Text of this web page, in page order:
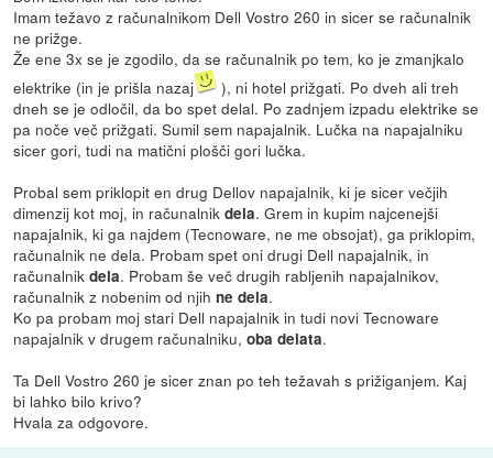
Imam težavo z računalnikom Dell Vostro 260 in sicer se računalnik
ne prižge.
Že ene 3x se je zgodilo, da se računalnik po tem, ko je zmanjkalo
elektrike (in je prišla nazaj
), ni hotel prižgati. Po dveh ali treh
dneh se je odločil, da bo spet delal. Po zadnjem izpadu elektrike se
pa noče več prižgati. Sumil sem napajalnik. Lučka na napajalniku
sicer gori, tudi na matični plošči gori lučka.
Probal sem priklopit en drug Dellov napajalnik, ki je sicer večjih
dimenzij kot moj, in računalnikdela. Grem in kupim najcenejši
napajalnik, ki ga najdem (Tecnoware, ne me obsojat), ga priklopim,
računalnik ne dela. Probam spet oni drugi Dell napajalnik, in
računalnikdela. Probam še več drugih rabljenih napajalnikov,
računalnik z nobenim od njihne dela.
Ko pa probam moj stari Dell napajalnik in tudi novi Tecnoware
napajalnik v drugem računalniku,oba delata.
Ta Dell Vostro 260 je sicer znan po teh težavah s prižiganjem. Kaj
bi lahko bilo krivo?
Hvala za odgovore.